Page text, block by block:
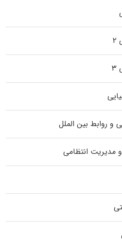
و روابط بین الملل
مدیریت انتظامی